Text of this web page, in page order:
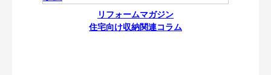
リフォームマガジン
住宅向け収納関連コラム